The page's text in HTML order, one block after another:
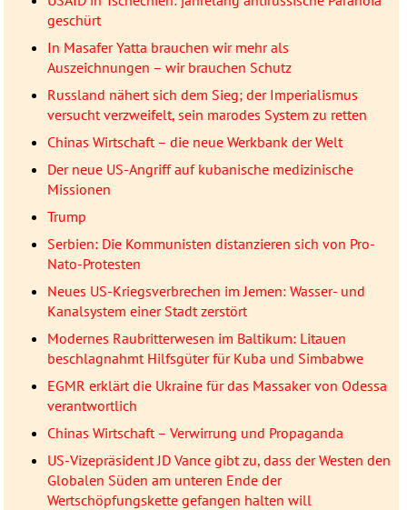
geschürt
In Masafer Yatta brauchen wir mehr als
Auszeichnungen – wir brauchen Schutz
Russland nähert sich dem Sieg; der Imperialismus
versucht verzweifelt, sein marodes System zu retten
Chinas Wirtschaft – die neue Werkbank der Welt
Der neue US-Angriff auf kubanische medizinische
Missionen
Trump
Serbien: Die Kommunisten distanzieren sich von Pro-
Nato-Protesten
Neues US-Kriegsverbrechen im Jemen: Wasser- und
Kanalsystem einer Stadt zerstört
Modernes Raubritterwesen im Baltikum: Litauen
beschlagnahmt Hilfsgüter für Kuba und Simbabwe
EGMR erklärt die Ukraine für das Massaker von Odessa
verantwortlich
Chinas Wirtschaft – Verwirrung und Propaganda
US-Vizepräsident JD Vance gibt zu, dass der Westen den
Globalen Süden am unteren Ende der
Wertschöpfungskette gefangen halten will